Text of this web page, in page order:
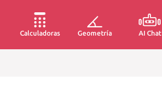
Calculadoras Geometría AI Chat